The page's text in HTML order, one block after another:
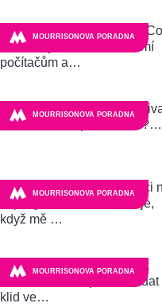
MOURRISONOVA PORADNA
MOURRISONOVA PORADNA
MOURRISONOVA PORADNA
MOURRISONOVA PORADNA